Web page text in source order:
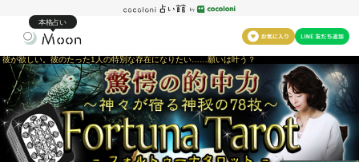
本格占い
彼が欲しい。彼のたった1人の特別な存在になりたい……願いは叶う？